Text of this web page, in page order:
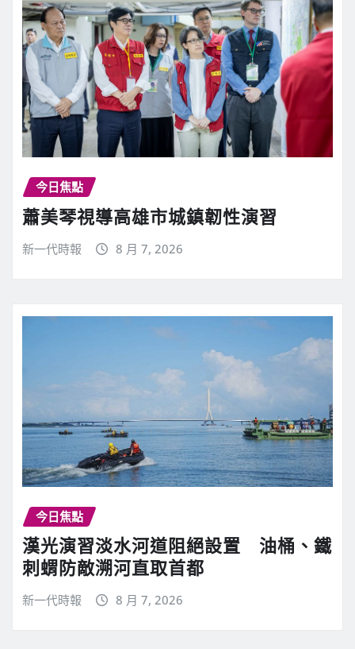
今日焦點
蕭美琴視導高雄市城鎮韌性演習
新一代時報 8 月 7, 2026
今日焦點
漢光演習淡水河道阻絕設置 油桶、鐵
刺蝟防敵溯河直取首都
新一代時報 8 月 7, 2026